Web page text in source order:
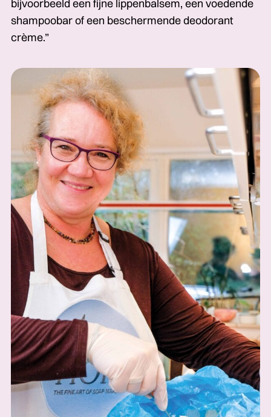
bijvoorbeeld een fijne lippenbalsem, een voedende
shampoobar of een beschermende deodorant
crème.”